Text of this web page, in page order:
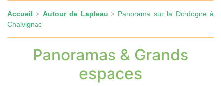
Accueil > Autour de Lapleau > Panorama sur la Dordogne à
Chalvignac
Panoramas & Grands
espaces